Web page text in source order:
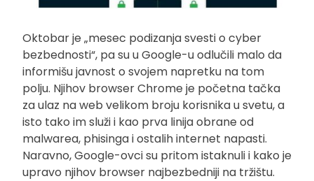
Oktobar je „mesec podizanja svesti o cyber
bezbednosti“, pa su u Google-u odlučili malo da
informišu javnost o svojem napretku na tom
polju. Njihov browser Chrome je početna tačka
za ulaz na web velikom broju korisnika u svetu, a
isto tako im služi i kao prva linija obrane od
malwarea, phisinga i ostalih internet napasti.
Naravno, Google-ovci su pritom istaknuli i kako je
upravo njihov browser najbezbedniji na tržištu.